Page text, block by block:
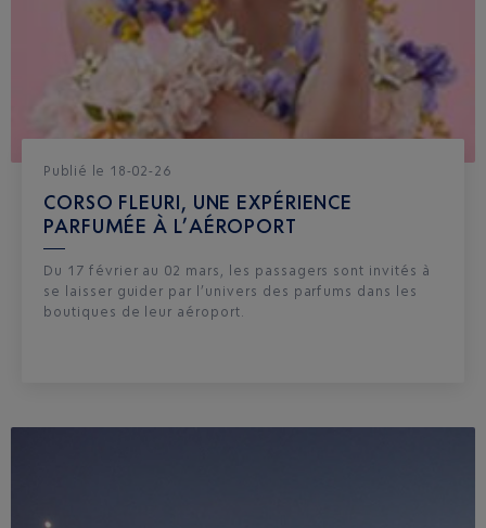
Publié le 18-02-26
CORSO FLEURI, UNE EXPÉRIENCE
PARFUMÉE À L’AÉROPORT
Du 17 février au 02 mars, les passagers sont invités à
se laisser guider par l’univers des parfums dans les
boutiques de leur aéroport.